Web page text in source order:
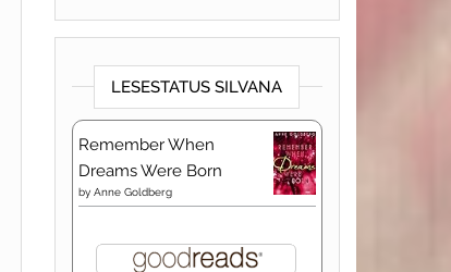
LESESTATUS SILVANA
Remember When
Dreams Were Born
by Anne Goldberg